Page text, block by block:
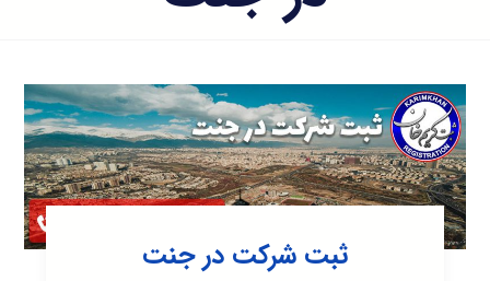
ثبت شرکت در جنت